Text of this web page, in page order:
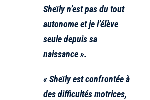
Sheïly n’est pas du tout
autonome et je l’élève
seule depuis sa
naissance ».
« Sheïly est confrontée à
des difficultés motrices,